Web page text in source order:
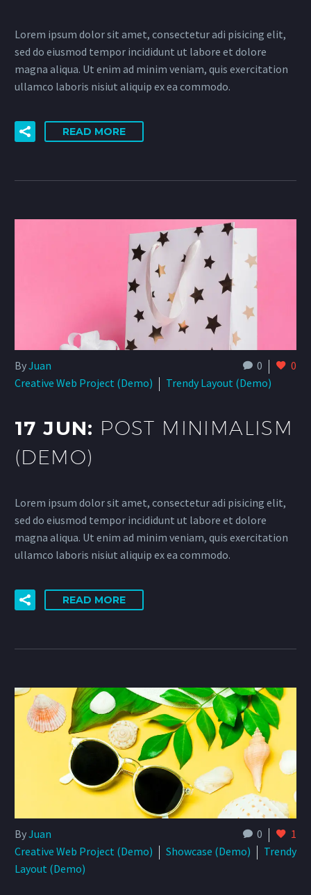
Lorem ipsum dolor sit amet, consectetur adi pisicing elit,
sed do eiusmod tempor incididunt ut labore et dolore
magna aliqua. Ut enim ad minim veniam, quis exercitation
ullamco laboris nisiut aliquip ex ea commodo.
READ MORE
0 0
ByJuan
Creative Web Project (Demo)
Trendy Layout (Demo)
17 JUN: POST MINIMALISM
(DEMO)
Lorem ipsum dolor sit amet, consectetur adi pisicing elit,
sed do eiusmod tempor incididunt ut labore et dolore
magna aliqua. Ut enim ad minim veniam, quis exercitation
ullamco laboris nisiut aliquip ex ea commodo.
READ MORE
0 1
ByJuan
Creative Web Project (Demo)
Showcase (Demo)
Trendy
Layout (Demo)